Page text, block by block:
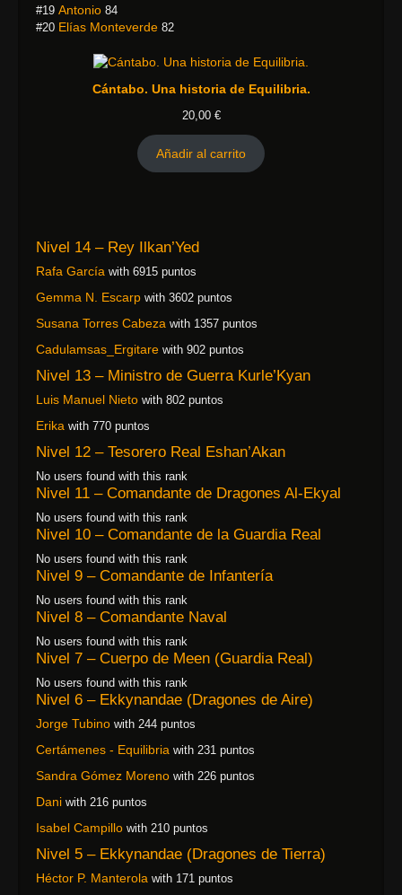
#19 Antonio 84
#20 Elías Monteverde 82
Cántabo. Una historia de Equilibria.
20,00 €
Añadir al carrito
Nivel 14 – Rey Ilkan’Yed
Rafa García with 6915 puntos
Gemma N. Escarp with 3602 puntos
Susana Torres Cabeza with 1357 puntos
Cadulamsas_Ergitare with 902 puntos
Nivel 13 – Ministro de Guerra Kurle’Kyan
Luis Manuel Nieto with 802 puntos
Erika with 770 puntos
Nivel 12 – Tesorero Real Eshan’Akan
No users found with this rank
Nivel 11 – Comandante de Dragones Al-Ekyal
No users found with this rank
Nivel 10 – Comandante de la Guardia Real
No users found with this rank
Nivel 9 – Comandante de Infantería
No users found with this rank
Nivel 8 – Comandante Naval
No users found with this rank
Nivel 7 – Cuerpo de Meen (Guardia Real)
No users found with this rank
Nivel 6 – Ekkynandae (Dragones de Aire)
Jorge Tubino with 244 puntos
Certámenes - Equilibria with 231 puntos
Sandra Gómez Moreno with 226 puntos
Dani with 216 puntos
Isabel Campillo with 210 puntos
Nivel 5 – Ekkynandae (Dragones de Tierra)
Héctor P. Manterola with 171 puntos